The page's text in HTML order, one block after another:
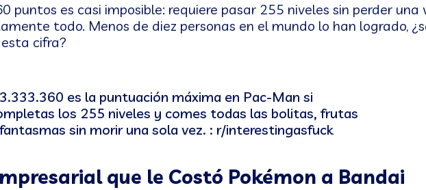
puntos es casi imposible: requiere pasar 255 niveles sin perder una
todo. Menos de diez personas en el mundo lo han logrado,
cifra?
que le Costó Pokémon a Bandai